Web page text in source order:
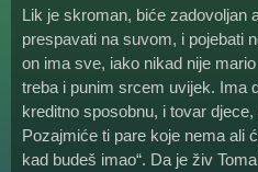
Lik je skroman, biće zadovoljan
prespavati na suvom, i pojebati
on ima sve, iako nikad nije
treba i punim srcem uvijek. Ima
kreditno sposobnu, i tovar
Pozajmiće ti pare koje nema ali
kad budeš imao“. Da je živ